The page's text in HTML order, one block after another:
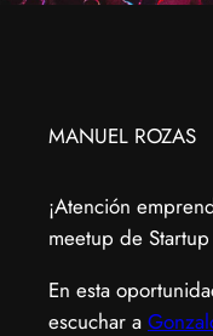
MANUEL ROZAS
¡Atención
meetup de
En esta
escuchar a